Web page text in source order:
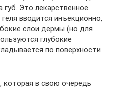
губ. Это лекарственное
вводится инъекционно,
слои дермы (но для
глубокие
по поверхности
которая в свою очередь